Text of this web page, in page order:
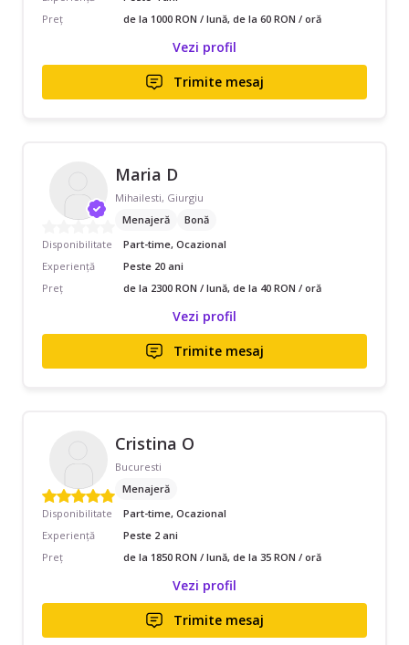
Preț
de la 1000 RON / lună, de la 60 RON / oră
Vezi profil
Trimite mesaj
Maria D
Mihailesti, Giurgiu
Menajeră
Bonă
Disponibilitate
Part-time, Ocazional
Experiență
Peste 20 ani
Preț
de la 2300 RON / lună, de la 40 RON / oră
Vezi profil
Trimite mesaj
Cristina O
Bucuresti
Menajeră
Disponibilitate
Part-time, Ocazional
Experiență
Peste 2 ani
Preț
de la 1850 RON / lună, de la 35 RON / oră
Vezi profil
Trimite mesaj